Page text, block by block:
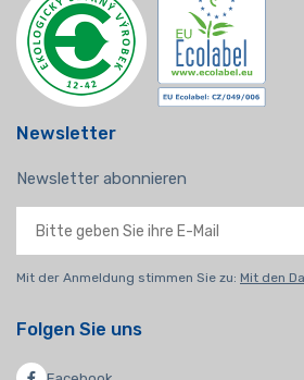
Newsletter
Newsletter abonnieren
Mit der Anmeldung stimmen Sie zu: Mit den
Folgen Sie uns